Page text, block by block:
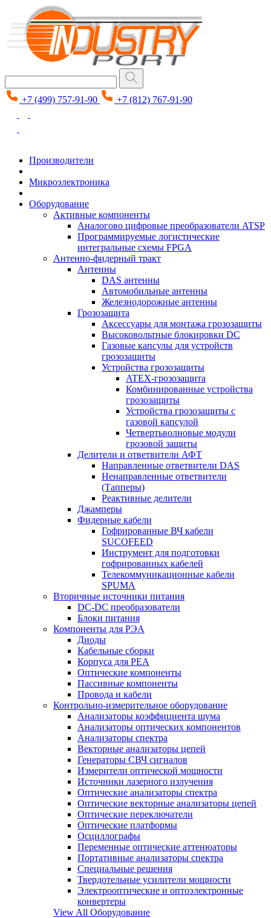
+7 (499) 757-91-90 +7 (812) 767-91-90
Производители
Микроэлектроника
Оборудование
Активные компоненты
Аналогово цифровые преобразователи ATSP
Программируемые логистические
интегральные схемы FPGA
Антенно-фидерный тракт
Антенны
DAS антенны
Автомобильные антенны
Железнодорожные антенны
Грозозащита
Аксессуары для монтажа грозозащиты
Высоковольтные блокировки DC
Газовые капсулы для устройств
грозозащиты
Устройства грозозащиты
ATEX-грозозащита
Комбинированные устройства
грозозащиты
Устройства грозозащиты с
газовой капсулой
Четвертьволновые модули
грозовой защиты
Делители и ответвители АФТ
Направленные ответвители DAS
Ненаправленные ответвители
(Тапперы)
Реактивные делители
Джамперы
Фидерные кабели
Гофрированные ВЧ кабели
SUCOFEED
Инструмент для подготовки
гофрированных кабелей
Телекоммуникационные кабели
SPUMA
Вторичные источники питания
DC-DC преобразователи
Блоки питания
Компоненты для РЭА
Диоды
Кабельные сборки
Корпуса для РЕА
Оптические компоненты
Пассивные компоненты
Провода и кабели
Контрольно-измерительное оборудование
Анализаторы коэффициента шума
Анализаторы оптических компонентов
Анализаторы спектра
Векторные анализаторы цепей
Генераторы СВЧ сигналов
Измерители оптической мощности
Источники лазерного излучения
Оптические анализаторы спектра
Оптические векторные анализаторы цепей
Оптические переключатели
Оптические платформы
Осциллографы
Переменные оптические аттенюаторы
Портативные анализаторы спектра
Специальные решения
Твердотельные усилители мощности
Электрооптические и оптоэлектронные
конвертеры
View All Оборудование